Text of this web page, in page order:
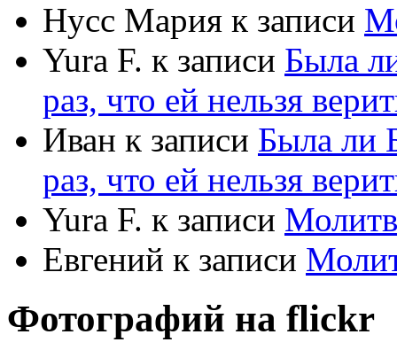
Нусс Мария к записи
Yura F. к записи Была
раз, что ей нельзя
Иван к записи Была ли
раз, что ей нельзя
Yura F. к записи
Евгений к записи
Фотографий на flickr